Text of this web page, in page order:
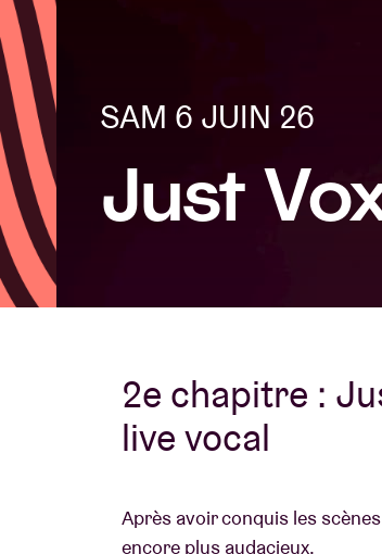
Infos
AB ❤ you
SAM 6 JUIN 26
Just
2e chapitre :
live vocal
Après avoir conquis les
encore plus audacieux.